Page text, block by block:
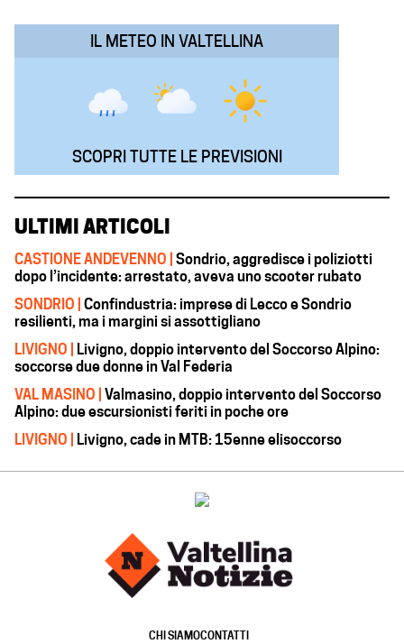
IL METEO IN VALTELLINA
SCOPRI TUTTE LE PREVISIONI
ULTIMI ARTICOLI
CASTIONE ANDEVENNO | Sondrio, aggredisce i poliziotti
dopo l’incidente: arrestato, aveva uno scooter rubato
SONDRIO | Confindustria: imprese di Lecco e Sondrio
resilienti, ma i margini si assottigliano
LIVIGNO |
Livigno, doppio intervento del Soccorso Alpino:
soccorse due donne in Val Federia
VAL MASINO | Valmasino, doppio intervento del Soccorso
Alpino: due escursionisti feriti in poche ore
LIVIGNO |
Livigno, cade in MTB: 15enne elisoccorso
CHI SIAMOCONTATTI